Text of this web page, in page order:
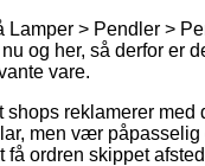
Lamper > Pendler >
og her, så derfor er
vare.
shops reklamerer
men vær
få ordren skippet